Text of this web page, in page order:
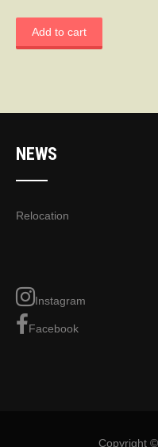
Add to cart
NEWS
Relocation
Instagram
Facebook
Copyright